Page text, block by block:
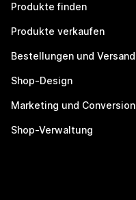
Produkte finden
Produkte verkaufen
Bestellungen und Versand
Shop-Design
Marketing und Conversion
Shop-Verwaltung